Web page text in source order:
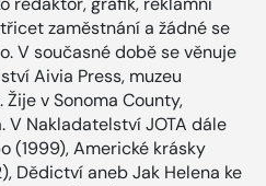
zaměstnání a žádné se
V současné době se věnuje
Aivia Press, muzeu
v Sonoma County,
V Nakladatelství JOTA dále
(1999), Americké krásky
Dědictví aneb Jak Helena ke